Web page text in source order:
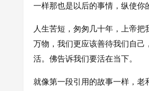
一样那也是以后的事情，纵使你
人生苦短，匆匆几十年，上帝
万物，我们更应该善待我们自
活。佛告诉我们要活在当下。
就像第一段引用的故事一样，